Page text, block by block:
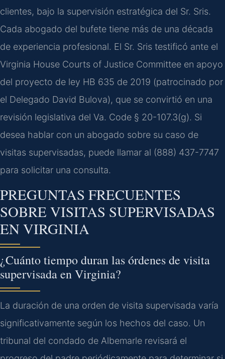
clientes, bajo la supervisión estratégica del Sr. Sris.
Cada abogado del bufete tiene más de una década
de experiencia profesional. El Sr. Sris testificó ante el
Virginia House Courts of Justice Committee en apoyo
del proyecto de ley HB 635 de 2019 (patrocinado por
el Delegado David Bulova), que se convirtió en una
revisión legislativa del Va. Code § 20-107.3(g). Si
desea hablar con un abogado sobre su caso de
visitas supervisadas, puede llamar al (888) 437-7747
para solicitar una consulta.
PREGUNTAS FRECUENTES
SOBRE VISITAS SUPERVISADAS
EN VIRGINIA
¿Cuánto tiempo duran las órdenes de visita
supervisada en Virginia?
La duración de una orden de visita supervisada varía
significativamente según los hechos del caso. Un
tribunal del condado de Albemarle revisará el